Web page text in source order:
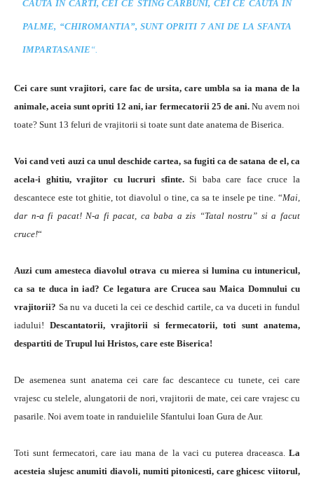
CAUTA IN CARTI, CEI CE STING CARBUNI, CEI CE CAUTA IN
PALME, “CHIROMANTIA”, SUNT OPRITI 7 ANI DE LA SFANTA
IMPARTASANIE “.
Cei care sunt vrajitori, care fac de ursita, care umbla sa ia mana de la
animale, aceia sunt opriti 12 ani, iar fermecatorii 25 de ani.Nu avem noi
toate? Sunt 13 feluri de vrajitorii si toate sunt date anatema de Biserica.
Voi cand veti auzi ca unul deschide cartea, sa fugiti ca de satana de el, ca
acela-i ghitiu, vrajitor cu lucruri sfinte.Si baba care face cruce la
descantece este tot ghitie, tot diavolul o tine, ca sa te insele pe tine. “Mai,
dar n-a fi pacat! N-a fi pacat, ca baba a zis “Tatal nostru” si a facut
cruce!“
Auzi cum amesteca diavolul otrava cu mierea si lumina cu intunericul,
ca sa te duca in iad? Ce legatura are Crucea sau Maica Domnului cu
vrajitorii? Sa nu va duceti la cei ce deschid cartile, ca va duceti in fundul
iadului! Descantatorii, vrajitorii si fermecatorii, toti sunt anatema,
despartiti de Trupul lui Hristos, care este Biserica!
De asemenea sunt anatema cei care fac descantece cu tunete, cei care
vrajesc cu stelele, alungatorii de nori, vrajitorii de mate, cei care vrajesc cu
pasarile. Noi avem toate in randuielile Sfantului Ioan Gura de Aur.
Toti sunt fermecatori, care iau mana de la vaci cu puterea draceasca. La
acesteia slujesc anumiti diavoli, numiti pitonicesti, care ghicesc viitorul,